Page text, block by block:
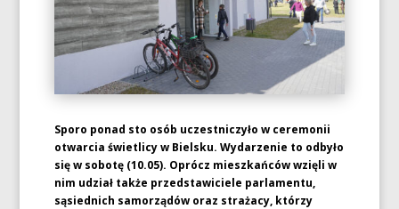
Sporo ponad sto osób uczestniczyło w ceremonii
otwarcia świetlicy w Bielsku. Wydarzenie to odbyło
się w sobotę (10.05). Oprócz mieszkańców wzięli w
nim udział także przedstawiciele parlamentu,
sąsiednich samorządów oraz strażacy, którzy